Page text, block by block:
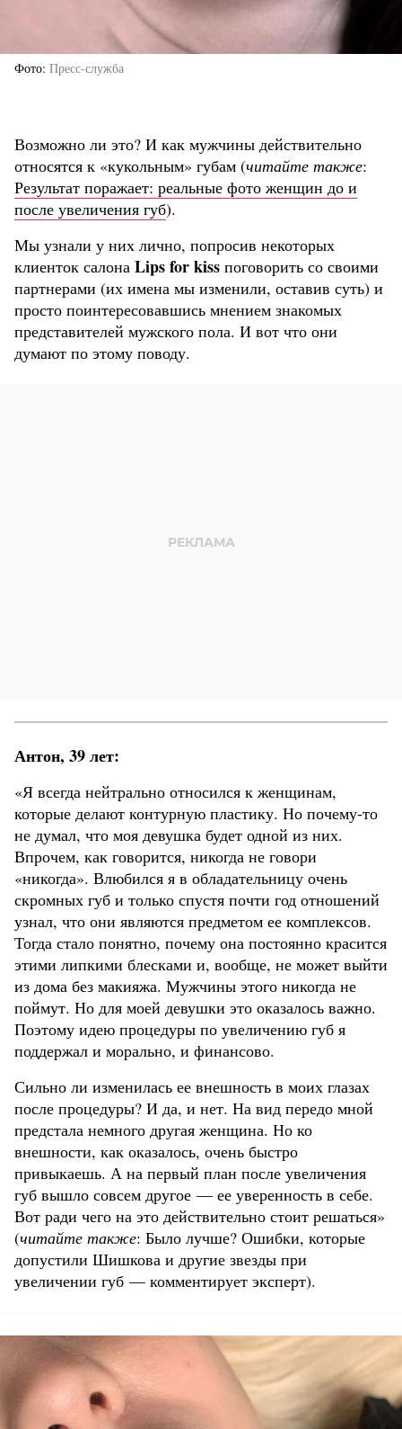
Фото Пресс-служба
Возможно ли это? И как мужчины действительно
относятся к «кукольным» губам (читайте также:
Результат поражает: реальные фото женщин до и
после увеличения губ).
Мы узнали у них лично, попросив некоторых
клиенток салона Lips for kiss поговорить со своими
партнерами (их имена мы изменили, оставив суть) и
просто поинтересовавшись мнением знакомых
представителей мужского пола. И вот что они
думают по этому поводу.
Антон, 39 лет:
«Я всегда нейтрально относился к женщинам,
которые делают контурную пластику. Но почему-то
не думал, что моя девушка будет одной из них.
Впрочем, как говорится, никогда не говори
«никогда». Влюбился я в обладательницу очень
скромных губ и только спустя почти год отношений
узнал, что они являются предметом ее комплексов.
Тогда стало понятно, почему она постоянно красится
этими липкими блесками и, вообще, не может выйти
из дома без макияжа. Мужчины этого никогда не
поймут. Но для моей девушки это оказалось важно.
Поэтому идею процедуры по увеличению губ я
поддержал и морально, и финансово.
Сильно ли изменилась ее внешность в моих глазах
после процедуры? И да, и нет. На вид передо мной
предстала немного другая женщина. Но ко
внешности, как оказалось, очень быстро
привыкаешь. А на первый план после увеличения
губ вышло совсем другое — ее уверенность в себе.
Вот ради чего на это действительно стоит решаться»
(читайте также: Было лучше? Ошибки, которые
допустили Шишкова и другие звезды при
увеличении губ — комментирует эксперт).